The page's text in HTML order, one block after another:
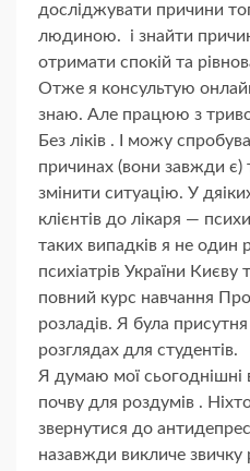
досліджувати причини
людиною. і знайти
отримати спокій та
Отже я консультую
знаю. Але працюю з
Без ліків . І можу
причинах (вони завжди
змінити ситуацію. У
клієнтів до лікаря —
таких випадків я не один
психіатрів України
повний курс навчання
розладів. Я була
розглядах для студентів.
Я думаю мої сьогоднішні
почву для роздумів .
звернутися до
назавжди викличе звичку